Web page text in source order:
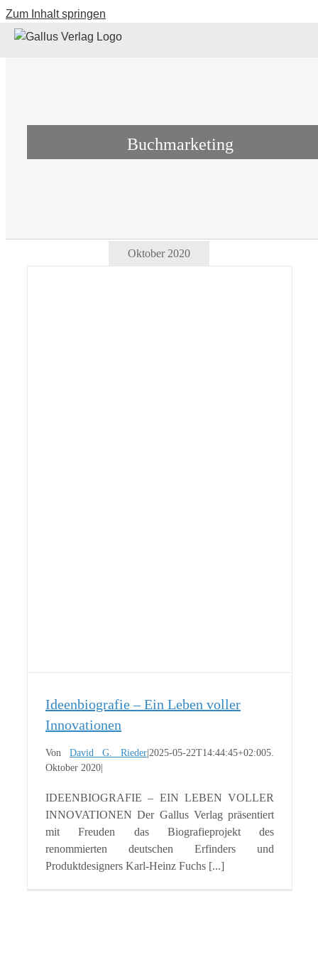
Zum Inhalt springen
Buchmarketing
Oktober 2020
Ideenbiografie – Ein Leben voller
Innovationen
Von David G. Rieder 2025-05-22T14:44:45+02:005.
Oktober 2020
IDEENBIOGRAFIE – EIN LEBEN VOLLER
INNOVATIONEN Der Gallus Verlag präsentiert
mit Freuden das Biografieprojekt des
renommierten deutschen Erfinders und
Produktdesigners Karl-Heinz Fuchs [...]